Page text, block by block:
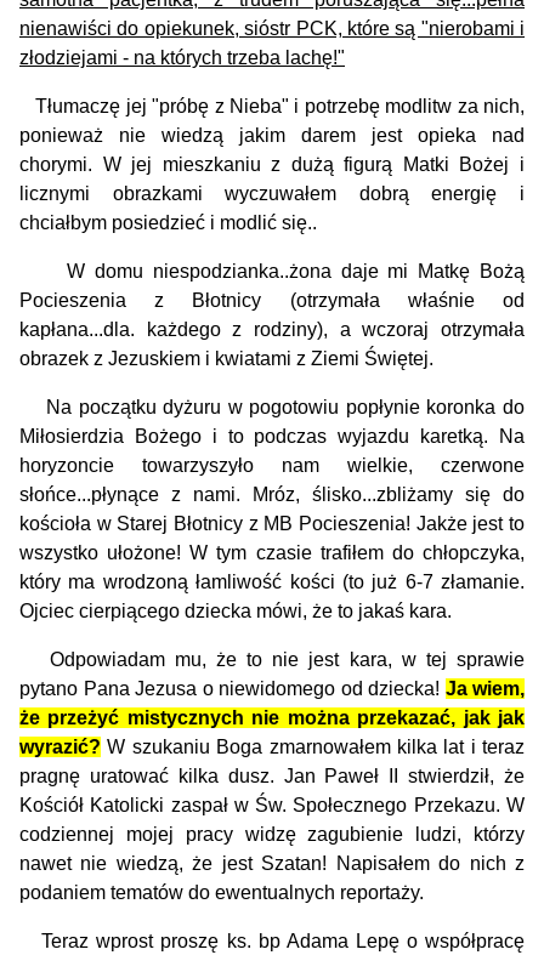
nienawiści do opiekunek, sióstr PCK, które są "nierobami i
złodziejami - na których trzeba lachę!"
Tłumaczę jej "próbę z Nieba" i potrzebę modlitw za nich,
ponieważ nie wiedzą jakim darem jest opieka nad
chorymi. W jej mieszkaniu z dużą figurą Matki Bożej i
licznymi obrazkami wyczuwałem dobrą energię i
chciałbym posiedzieć i modlić się..
W domu niespodzianka..żona daje mi Matkę Bożą
Pocieszenia z Błotnicy (otrzymała właśnie od
kapłana...dla. każdego z rodziny), a wczoraj otrzymała
obrazek z Jezuskiem i kwiatami z Ziemi Świętej.
Na początku dyżuru w pogotowiu popłynie koronka do
Miłosierdzia Bożego i to podczas wyjazdu karetką. Na
horyzoncie towarzyszyło nam wielkie, czerwone
słońce...płynące z nami. Mróz, ślisko...zbliżamy się do
kościoła w Starej Błotnicy z MB Pocieszenia! Jakże jest to
wszystko ułożone! W tym czasie trafiłem do chłopczyka,
który ma wrodzoną łamliwość kości (to już 6-7 złamanie.
Ojciec cierpiącego dziecka mówi, że to jakaś kara.
Odpowiadam mu, że to nie jest kara, w tej sprawie
pytano Pana Jezusa o niewidomego od dziecka! Ja wiem,
że przeżyć mistycznych nie można przekazać, jak jak
wyrazić? W szukaniu Boga zmarnowałem kilka lat i teraz
pragnę uratować kilka dusz. Jan Paweł II stwierdził, że
Kościół Katolicki zaspał w Św. Społecznego Przekazu. W
codziennej mojej pracy widzę zagubienie ludzi, którzy
nawet nie wiedzą, że jest Szatan! Napisałem do nich z
podaniem tematów do ewentualnych reportaży.
Teraz wprost proszę ks. bp Adama Lepę o współpracę